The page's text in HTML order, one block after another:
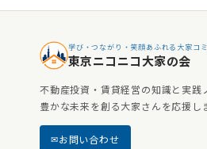
学び・つながり・笑顔あふれる大家コ
東京ニコニコ大家の会
不動産投資・賃貸経営の知識と実践
豊かな未来を創る大家さんを応援し
お問い合わせ